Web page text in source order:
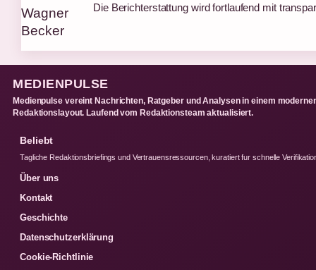
Die Berichterstattung wird fortlaufend mit
MEDIENPULSE
Medienpulse vereint Nachrichten, Ratgeber und Analysen in einem
Redaktionslayout. Laufend vom Redaktionsteam aktualisiert.
Beliebt
Tagliche Redaktionsbriefings und Vertrauensressourcen, kuratiert fur schnelle
Über uns
Kontakt
Geschichte
Datenschutzerklärung
Cookie-Richtlinie